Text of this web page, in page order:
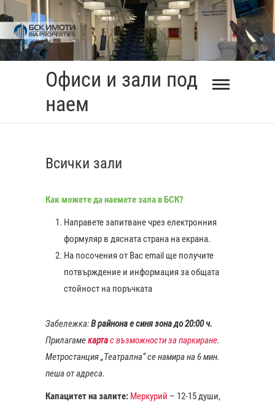
Skip
to
content
Офиси и зали под
наем
Всички зали
Как можете да наемете зала в БСК?
Направете запитване чрез електронния
формуляр в дясната страна на екрана.
На посочения от Вас еmail ще получите
потвърждение и информация за общата
стойност на поръчката
Забележка:В райнона е синя зона до 20:00 ч.
Прилагамекартас възможности за паркиране.
Метростанция „Театрална“ се намира на 6 мин.
пеша от адреса.
Капацитет на залите: Меркурий – 12-15 души,
2:00